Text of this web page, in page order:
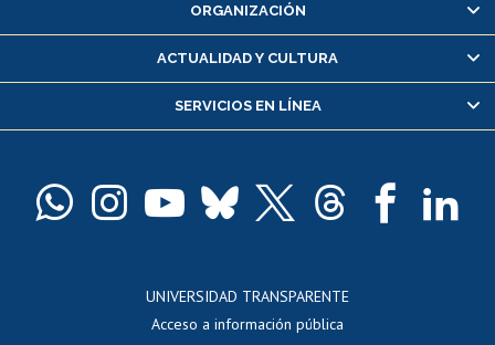
Consulta y certificado de notas
Servicio médico y dental
Pago de arancel y crédito alumnos
Docentes
ORGANIZACIÓN
ACTUALIDAD Y CULTURA
SERVICIOS EN LÍNEA
UNIVERSIDAD TRANSPARENTE
Acceso a información pública